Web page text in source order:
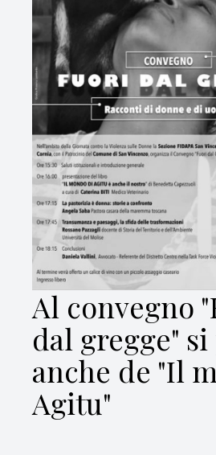
Al convegno
dal gregge"
anche de "Il
Agitu"